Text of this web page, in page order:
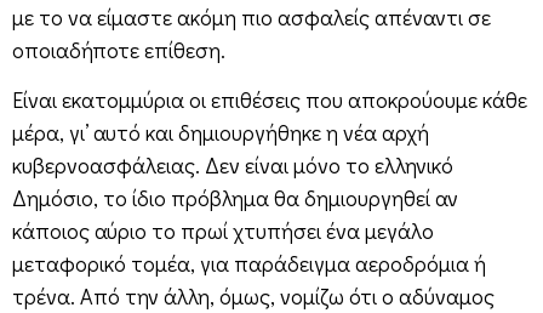
με το να είμαστε ακόμη πιο ασφαλείς απέναντι σε
οποιαδήποτε επίθεση.
Είναι εκατομμύρια οι επιθέσεις που αποκρούουμε κάθε
μέρα, γι’ αυτό και δημιουργήθηκε η νέα αρχή
κυβερνοασφάλειας. Δεν είναι μόνο το ελληνικό
Δημόσιο, το ίδιο πρόβλημα θα δημιουργηθεί αν
κάποιος αύριο το πρωί χτυπήσει ένα μεγάλο
μεταφορικό τομέα, για παράδειγμα αεροδρόμια ή
τρένα. Από την άλλη, όμως, νομίζω ότι ο αδύναμος